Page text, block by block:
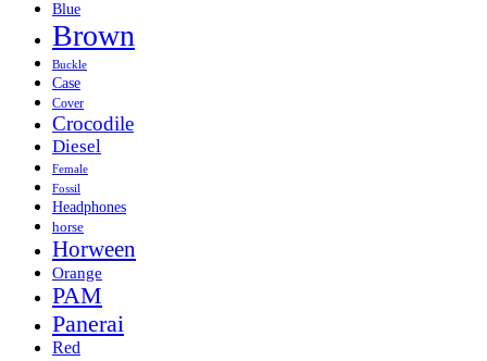
Blue
Brown
Buckle
Case
Cover
Crocodile
Diesel
Female
Fossil
Headphones
horse
Horween
Orange
PAM
Panerai
Red